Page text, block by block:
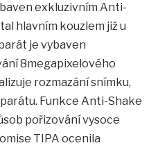
exkluzivním Anti-
hlavním kouzlem již u
je vybaven
8megapixelového
rozmazání snímku,
Funkce Anti-Shake
pořizování vysoce
TIPA ocenila